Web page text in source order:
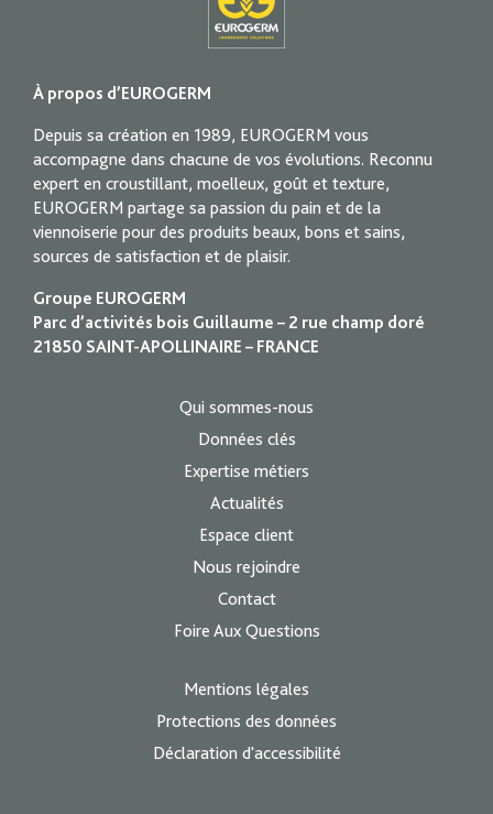
accompagne dans chacune de vos évolutions. Reconnu
EUROGERM partage sa passion du pain et de la
viennoiserie pour des produits beaux, bons et sains,
sources de satisfaction et de plaisir.
Groupe EUROGERM
Parc d’activités bois Guillaume – 2 rue champ doré
Qui sommes-nous
Expertise métiers
Actualités
Espace client
Nous rejoindre
Contact
Foire Aux Questions
Mentions légales
Déclaration d'accessibilité